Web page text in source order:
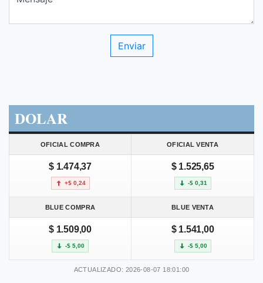
DOLAR
OFICIAL COMPRA OFICIAL VENTA
$ 1.474,37
+$ 0,24
$ 1.525,65
-$ 0,31
BLUE COMPRA BLUE VENTA
$ 1.509,00
-$ 5,00
$ 1.541,00
-$ 5,00
ACTUALIZADO: 2026-08-07 18:01:00